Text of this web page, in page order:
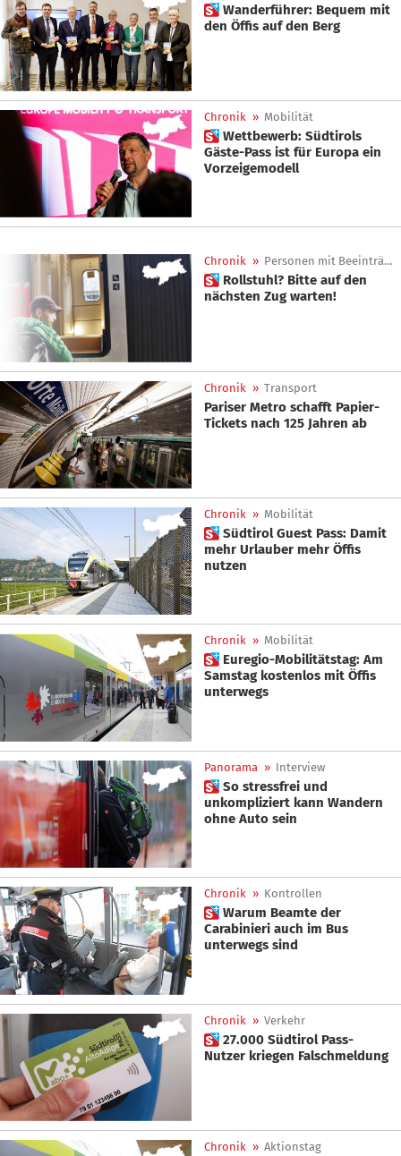
 Wanderführer: Bequem mit
den Öffis auf den Berg
Chronik » Mobilität
 Wettbewerb: Südtirols
Gäste-Pass ist für Europa ein
Vorzeigemodell
Chronik » Personen mit Beeinträchtigung
 Rollstuhl? Bitte auf den
nächsten Zug warten!
Chronik » Transport
Pariser Metro schafft Papier-
Tickets nach 125 Jahren ab
Chronik » Mobilität
 Südtirol Guest Pass: Damit
mehr Urlauber mehr Öffis
nutzen
Chronik » Mobilität
 Euregio-Mobilitätstag: Am
Samstag kostenlos mit Öffis
unterwegs
Panorama » Interview
 So stressfrei und
unkompliziert kann Wandern
ohne Auto sein
Chronik » Kontrollen
 Warum Beamte der
Carabinieri auch im Bus
unterwegs sind
Chronik » Verkehr
 27.000 Südtirol Pass-
Nutzer kriegen Falschmeldung
Chronik » Aktionstag